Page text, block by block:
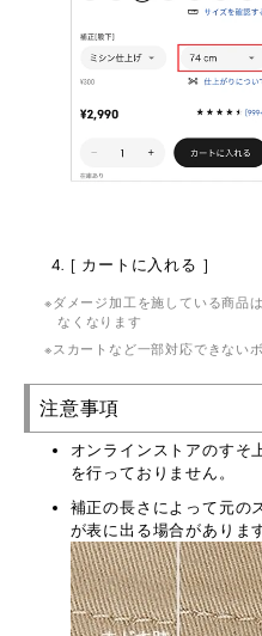
[ カートに入れる ]
ダメージ加工を施している商品
なくなります
スカートなど一部対応できない
注意事項
オンラインストアのすそ
を行っておりません。
補正の長さによって元の
が表に出る場合がありま